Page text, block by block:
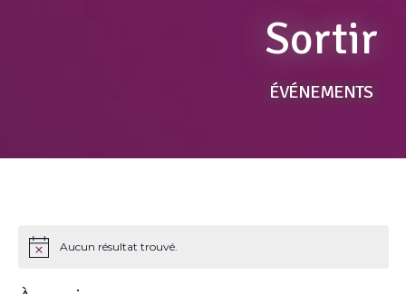
Sortir
ÉVÉNEMENTS
Aucun résultat trouvé.